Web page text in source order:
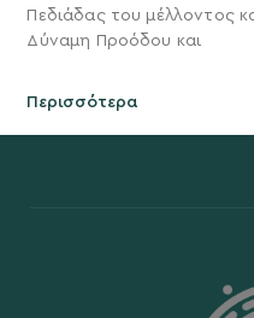
Πεδιάδας του μέλλοντος
Δύναμη Προόδου και
Περισσότερα